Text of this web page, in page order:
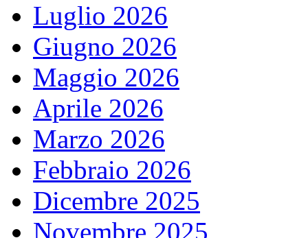
Luglio 2026
Giugno 2026
Maggio 2026
Aprile 2026
Marzo 2026
Febbraio 2026
Dicembre 2025
Novembre 2025